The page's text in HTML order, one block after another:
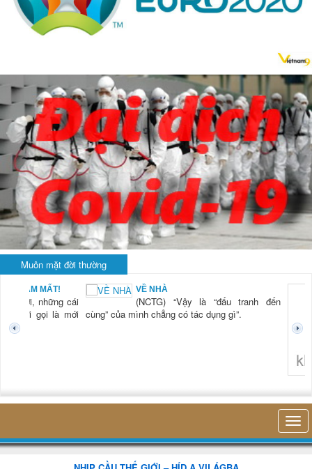
Muôn mặt đời thường
NAM MẤT!
“Xời, những cái
mới gọi là mới
VỀ NHÀ
(NCTG) “Vậy là “đấu tranh đến
cùng” của mình chẳng có tác dụng gì”.